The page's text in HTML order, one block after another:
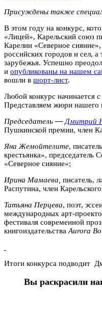
Присуждены также
В этом году на конкурс,
«Лицей», Карельский союз
Карелии «Северное сияние»,
российских городов и сел, а
зарубежья. Успешно
и опубликованы на нашем
вошли в шорт-лист.
Любой конкурс начинается
Представляем жюри нашего
Председатель — Дмитрий
Пушкинской премии, член
Яна Жемойтелите,
крестьянка», председатель
«Северное сияние»;
Ирина Мамаева, писатель,
Распутина, член
Татьяна Перцева, поэт,
международных арт-
фестиваля современной
книгоиздательства Aurora
Итоги конкурса подводит
Вы раскрасили